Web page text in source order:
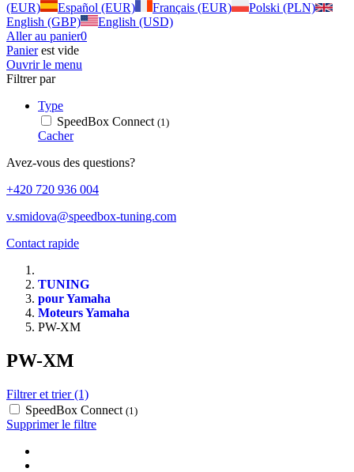
(EUR)
Español (EUR) Français (EUR)
Polski (PLN)
English (GBP)
English (USD)
Aller au panier0
Panierest vide
Ouvrir le menu
Filtrer par
Type
SpeedBox Connect (1)
Cacher
Avez-vous des questions?
+420 720 936 004
v.smidova@speedbox-tuning.com
Contact rapide
TUNING
pour Yamaha
Moteurs Yamaha
PW-XM
PW-XM
Filtrer et trier (1)
SpeedBox Connect (1)
Supprimer le filtre